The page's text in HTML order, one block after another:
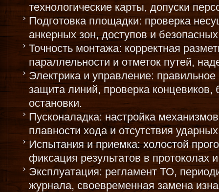
технологические карты, допуски
Подготовка площадки: проверка
анкерных зон, доступов и
Точность монтажа: корректная
параллельности и отметок путей,
Электрика и управление:
защита линий, проверка концевиков,
остановки.
Пусконаладка: настройка
плавности хода и отсутствия ударных
Испытания и приемка: холостой
фиксация результатов в протоколах
Эксплуатация: регламент ТО,
журнала, своевременная замена